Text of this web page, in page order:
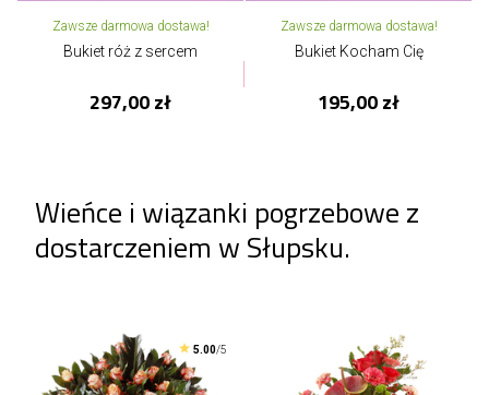
Zawsze darmowa dostawa!
Bukiet róż z sercem
297,00 zł
Zawsze darmowa dostawa!
Bukiet Kocham Cię
195,00 zł
Wieńce i wiązanki pogrzebowe z
dostarczeniem w Słupsku.
5.00/5